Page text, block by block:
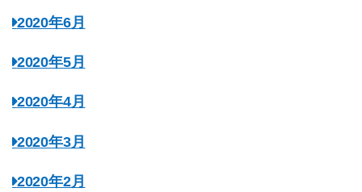
2020年6月
2020年5月
2020年4月
2020年3月
2020年2月